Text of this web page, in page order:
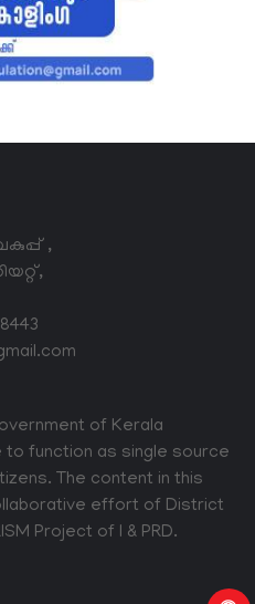
,
of Kerala
function as single source
The content in this
effort of District
Project of I & PRD.